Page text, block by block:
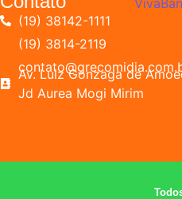
(19) 38142-1111
(19) 3814-2119
Av. Luiz Gonzaga de
Jd Aurea Mogi Mirim